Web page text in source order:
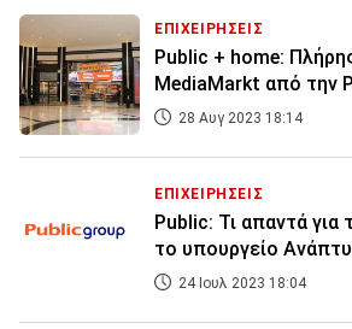
ΕΠΙΧΕΙΡΗΣΕΙΣ
Public + home:
MediaMarkt από την
28 Αυγ 2023 18:14
ΕΠΙΧΕΙΡΗΣΕΙΣ
Public: Τι απαντά για
το υπουργείο
24 Ιουλ 2023 18:04